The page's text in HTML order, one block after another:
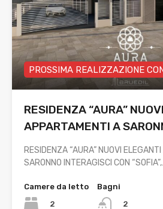
PROSSIMA REALIZZAZIONE
RESIDENZA “AURA”
APPARTAMENTI A
RESIDENZA “AURA” NUOVI
SARONNO INTERAGISCI CON
Camere da letto
2
Bagni
2